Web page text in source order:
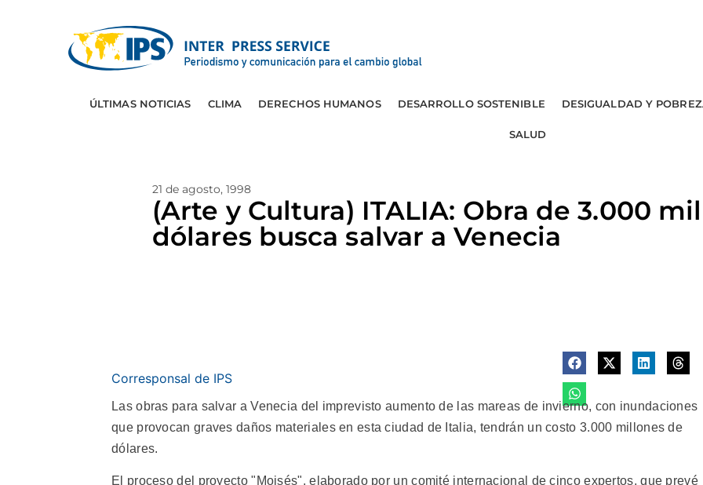
ÚLTIMAS NOTICIAS CLIMA DERECHOS HUMANOS DESARROLLO SOSTENIBLE DESIGUALDAD Y
SALUD
21 de agosto, 1998
(Arte y Cultura) ITALIA: Obra de 3.000
dólares busca salvar a Venecia
Corresponsal de IPS
Las obras para salvar a Venecia del imprevisto aumento de las mareas de invierno, con inundaciones
que provocan graves daños materiales en esta ciudad de Italia, tendrán un costo 3.000 millones de
dólares.
El proceso del proyecto "Moisés", elaborado por un comité internacional de cinco expertos, que prevé